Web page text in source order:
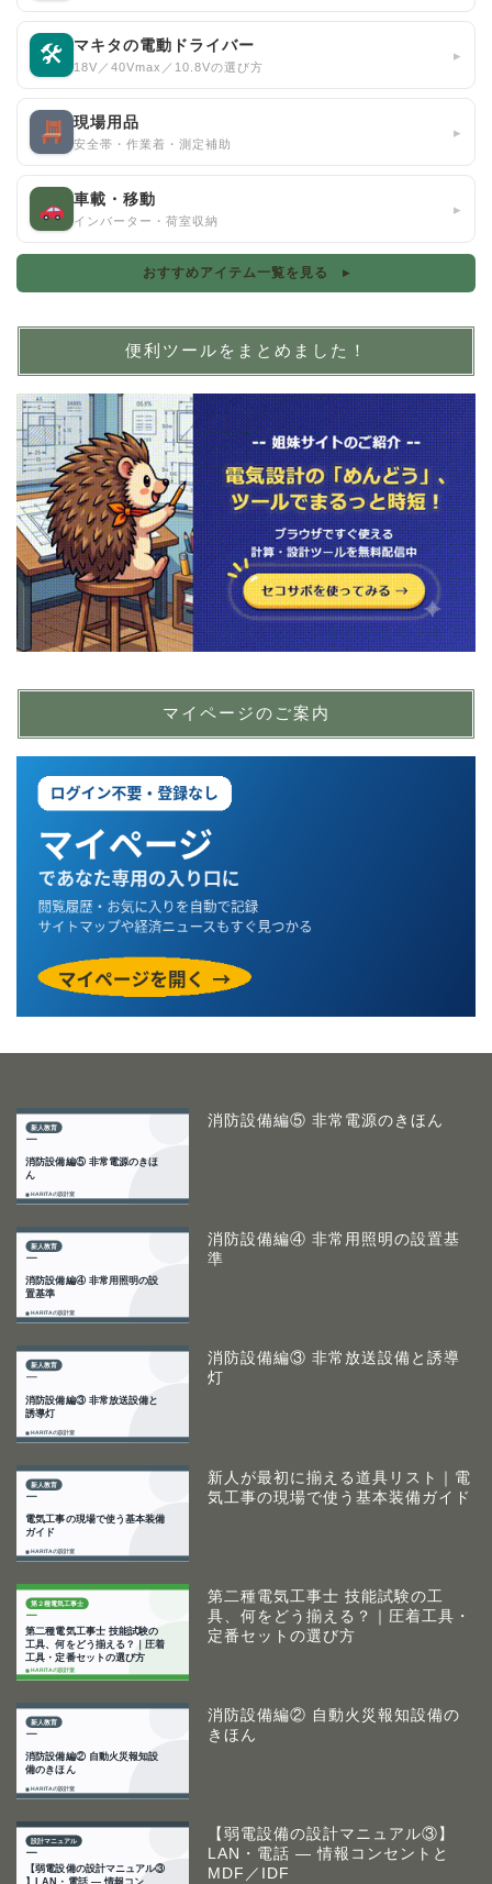
🛠 マキタの電動ドライバー
18V／40Vmax／10.8Vの選び方
▸
現場用品
安全帯・作業着・測定補助
▸
車載・移動
インバーター・荷室収納
▸
おすすめアイテム一覧を見る ▸
便利ツールをまとめました！
マイページのご案内
消防設備編⑤ 非常電源のきほん
消防設備編④ 非常用照明の設置基
準
消防設備編③ 非常放送設備と誘導
灯
新人が最初に揃える道具リスト｜電
気工事の現場で使う基本装備ガイド
第二種電気工事士 技能試験の工
具、何をどう揃える？｜圧着工具・
定番セットの選び方
消防設備編② 自動火災報知設備の
きほん
【弱電設備の設計マニュアル③】
LAN・電話 ― 情報コンセントと
MDF／IDF